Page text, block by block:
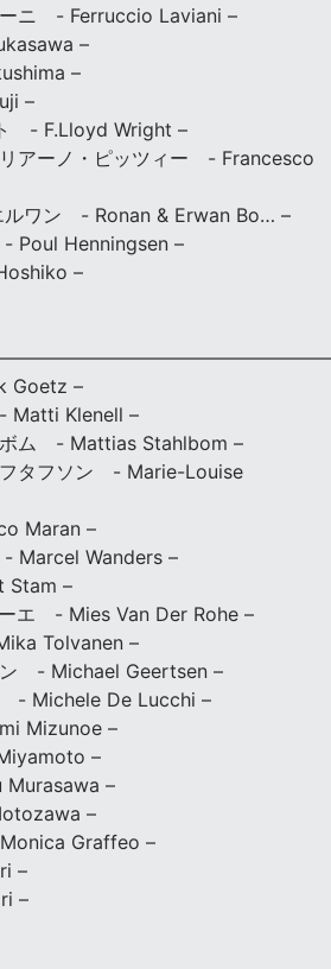
ーニ - Ferruccio Laviani –
–
–
–
- F.Lloyd Wright –
アーノ・ピッツィー - Francesco
ルワン - Ronan & Erwan Bo… –
Poul Henningsen –
–
Goetz –
Matti Klenell –
ボム - Mattias Stahlbom –
フタフソン - Marie-Louise
Maran –
Marcel Wanders –
Stam –
エ - Mies Van Der Rohe –
Tolvanen –
ン - Michael Geertsen –
- Michele De Lucchi –
Mizunoe –
–
–
–
Graffeo –
–
–